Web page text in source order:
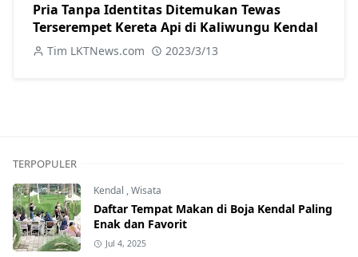
Pria Tanpa Identitas Ditemukan Tewas
Terserempet Kereta Api di Kaliwungu Kendal
Tim LKTNews.com 2023/3/13
TERPOPULER
Kendal ,Wisata
Daftar Tempat Makan di Boja Kendal Paling
Enak dan Favorit
Jul 4, 2025